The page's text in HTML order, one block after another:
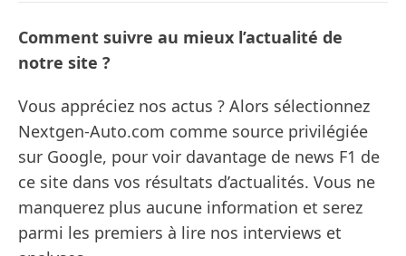
Comment suivre au mieux l’actualité de
notre site ?
Vous appréciez nos actus ? Alors sélectionnez
Nextgen-Auto.com comme source privilégiée
sur Google, pour voir davantage de news F1 de
ce site dans vos résultats d’actualités. Vous ne
manquerez plus aucune information et serez
parmi les premiers à lire nos interviews et